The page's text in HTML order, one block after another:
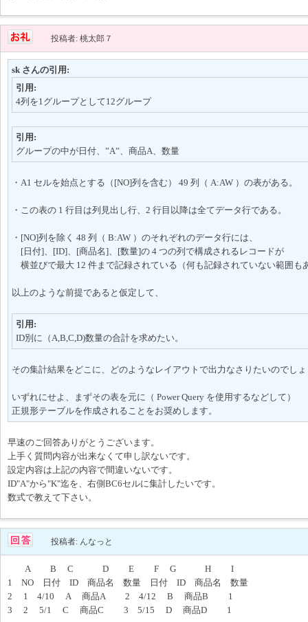
投稿者: 桃太郎７
sk さんの引用:
引用:
4列を1グループとして12グループ
引用:
グループの中が日付、”A”、商品A、数量
・A1 セルを始点とする（[NO]列を含む） 49 列（ A:AW ）の表がある。
・この表の 1 行目は列見出し行、2 行目以降は全てデータ行である。
・[NO]列を除く 48 列（ B:AW ）のそれぞれのデータ行には、
[日付]、[ID]、[商品名]、[数量]の 4 つの列で構成されるレコードが
横並びで最大 12 件まで記録されている（何も記録されていない範囲も
以上のような前提であると仮定して、
引用:
ID別に（A,B,C,D)数量の合計を求めたい。
その集計結果をどこに、どのようなレイアウトで出力なさりたいのでし
いずれにせよ、まずその表を元に（ Power Query を使用するなどして）
正規形テーブルを作成されることをお奨めします。
早速のご回答ありがとうございます。
上手く質問内容が出来なくて申し訳ないです。
設定内容は上記の内容で間違いないです。
ID"A"から"K"迄を、右側BC6セルに集計したいです。
数式で教えて下さい。
投稿者: んなっと
A B C D E F G H I
1 NO 日付 ID 商品名 数量 日付 ID 商品名 数量
2 1 4/10 A 商品A 2 4/12 B 商品B 1
3 2 5/1 C 商品C 3 5/15 D 商品D 1